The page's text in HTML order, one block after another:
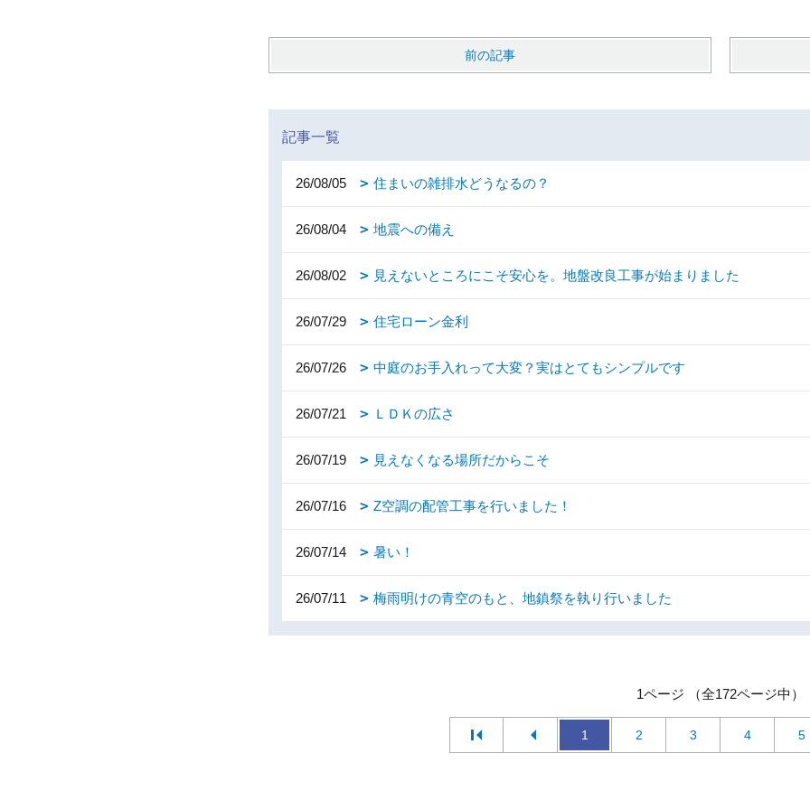
前の記事
記事一覧
26/08/05 住まいの雑排水どうなるの？
26/08/04 地震への備え
26/08/02 見えないところにこそ安心を。地盤改良工事が始まりました
26/07/29 住宅ローン金利
26/07/26 中庭のお手入れって大変？実はとてもシンプルです
26/07/21 ＬＤＫの広さ
26/07/19 見えなくなる場所だからこそ
26/07/16 Z空調の配管工事を行いました！
26/07/14 暑い！
26/07/11 梅雨明けの青空のもと、地鎮祭を執り行いました
1ページ （全172ページ中）
1 2 3 4 5